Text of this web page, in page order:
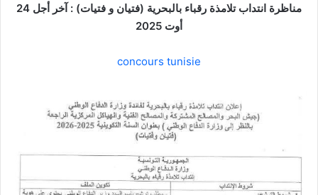
مناظرة انتداب تلامذة رقباء بالبحرية (فتيان و فتيات) : آخر أجل 24
أوت 2025
concours tunisie